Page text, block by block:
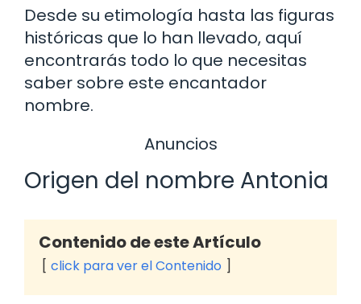
Desde su etimología hasta las figuras
históricas que lo han llevado, aquí
encontrarás todo lo que necesitas
saber sobre este encantador
nombre.
Anuncios
Origen del nombre Antonia
Contenido de este Artículo
click para ver el Contenido